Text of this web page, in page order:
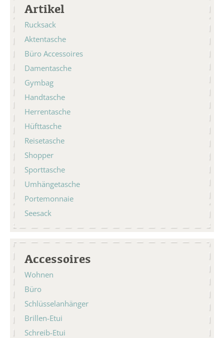
Artikel
Rucksack
Aktentasche
Büro Accessoires
Damentasche
Gymbag
Handtasche
Herrentasche
Hüfttasche
Reisetasche
Shopper
Sporttasche
Umhängetasche
Portemonnaie
Seesack
Accessoires
Wohnen
Büro
Schlüsselanhänger
Brillen-Etui
Schreib-Etui